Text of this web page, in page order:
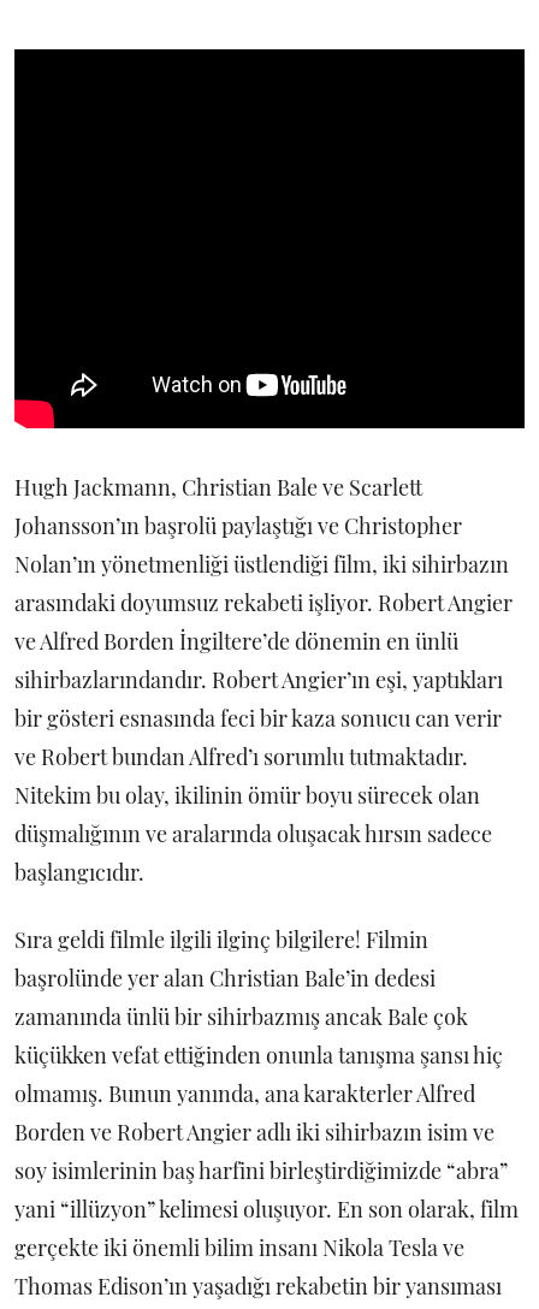
Hugh Jackmann, Christian Bale ve Scarlett
Johansson’ın başrolü paylaştığı ve Christopher
Nolan’ın yönetmenliği üstlendiği film, iki sihirbazın
arasındaki doyumsuz rekabeti işliyor. Robert Angier
ve Alfred Borden İngiltere’de dönemin en ünlü
sihirbazlarındandır. Robert Angier’ın eşi, yaptıkları
bir gösteri esnasında feci bir kaza sonucu can verir
ve Robert bundan Alfred’ı sorumlu tutmaktadır.
Nitekim bu olay, ikilinin ömür boyu sürecek olan
düşmalığının ve aralarında oluşacak hırsın sadece
başlangıcıdır.
Sıra geldi filmle ilgili ilginç bilgilere! Filmin
başrolünde yer alan Christian Bale’in dedesi
zamanında ünlü bir sihirbazmış ancak Bale çok
küçükken vefat ettiğinden onunla tanışma şansı hiç
olmamış. Bunun yanında, ana karakterler Alfred
Borden ve Robert Angier adlı iki sihirbazın isim ve
soy isimlerinin baş harfini birleştirdiğimizde “abra”
yani “illüzyon” kelimesi oluşuyor. En son olarak, film
gerçekte iki önemli bilim insanı Nikola Tesla ve
Thomas Edison’ın yaşadığı rekabetin bir yansıması